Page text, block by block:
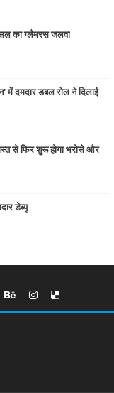
का ग्लैमरस जलवा
में दमदार डबल रोल ने दिलाई
से फिर शुरू होगा भरोसे और
डेब्यू